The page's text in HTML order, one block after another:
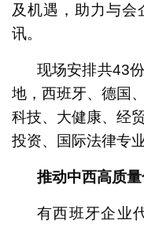
及机遇，助力与会
讯。
现场安排共43
地，西班牙、德国
科技、大健康、经
投资、国际法律专
推动中西高质
有西班牙企业